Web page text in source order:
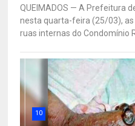
QUEIMADOS — A Prefeitura
nesta quarta-feira (25/03),
ruas internas do Condomínio
10